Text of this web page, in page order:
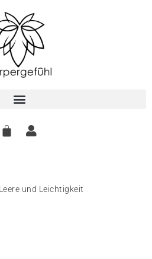
Leere und Leichtigkeit